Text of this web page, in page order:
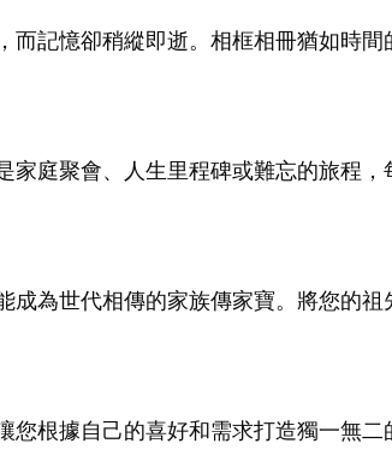
而記憶卻稍縱即逝。相框相冊猶如時
家庭聚會、人生里程碑或難忘的旅程
成為世代相傳的家族傳家寶。將您的
您根據自己的喜好和需求打造獨一無